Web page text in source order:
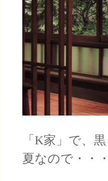
「K家」で、
夏なので・・